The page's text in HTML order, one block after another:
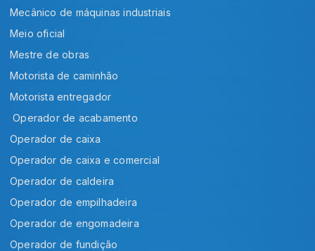
Mecânico de máquinas industriais
Meio oficial
Mestre de obras
Motorista de caminhão
Motorista entregador
Operador de acabamento
Operador de caixa
Operador de caixa e comercial
Operador de caldeira
Operador de empilhadeira
Operador de engomadeira
Operador de fundição